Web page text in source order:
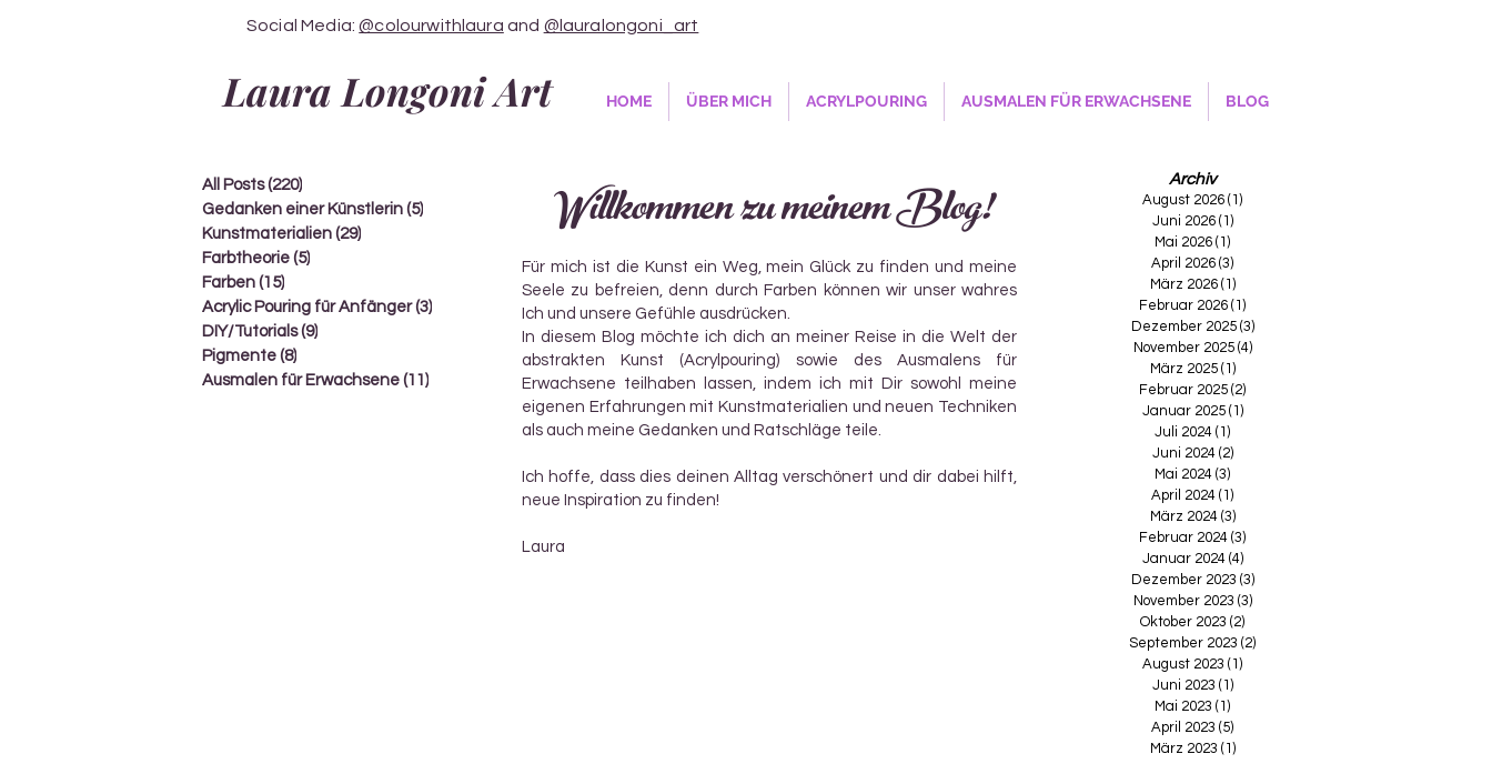
Social Media:@colourwithlaura and @lauralongoni_art
Laura Longoni Art HOME ÜBER MICH ACRYLPOURING AUSMALEN FÜR ERWACHSENE BLOG
All Posts (220)
Gedanken einer Künstlerin (5)
Kunstmaterialien (29)
Farbtheorie (5)
Farben (15)
Acrylic Pouring für Anfänger (3)
DIY/Tutorials (9)
Pigmente (8)
Ausmalen für Erwachsene (11)
Willkommen zu meinem Blog!
Für mich ist die Kunst ein Weg, mein Glück zu finden und meine
Seele zu befreien, denn durch Farben können wir unser wahres
Ich und unsere Gefühle ausdrücken.
In diesem Blog möchte ich dich an meiner Reise in die Welt der
abstrakten Kunst (Acrylpouring) sowie des Ausmalens für
Erwachsene teilhaben lassen, indem ich mit Dir sowohl meine
eigenen Erfahrungen mit Kunstmaterialien und neuen Techniken
als auch meine Gedanken und Ratschläge teile.
Ich hoffe, dass dies deinen Alltag verschönert und dir dabei hilft,
neue Inspiration zu finden!
Laura
Archiv
August 2026 (1)
Juni 2026 (1)1 Beitrag
Mai 2026 (1)
April 2026 (3)
März 2026 (1)1 Beitrag
Februar 2026 (1)
Dezember 2025 (3)3 Beiträge
November 2025 (4)4 Beiträge
März 2025 (1)1 Beitrag
Februar 2025 (2)
Januar 2025 (1)1 Beitrag
Juli 2024 (1)
Juni 2024 (2)2 Beiträge
Mai 2024 (3)
April 2024 (1)
März 2024 (3)3 Beiträge
Februar 2024 (3)
Januar 2024 (4)4 Beiträge
Dezember 2023 (3)3 Beiträge
November 2023 (3)3 Beiträge
Oktober 2023 (2)
September 2023 (2)
August 2023 (1)
Juni 2023 (1)1 Beitrag
Mai 2023 (1)
April 2023 (5)
März 2023 (1)1 Beitrag